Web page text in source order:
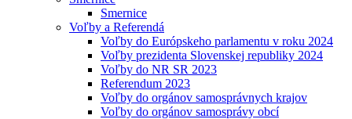
Smernice
Voľby a Referendá
Voľby do Európskeho parlamentu v roku 2024
Voľby prezidenta Slovenskej republiky 2024
Voľby do NR SR 2023
Referendum 2023
Voľby do orgánov samosprávnych krajov
Voľby do orgánov samosprávy obcí